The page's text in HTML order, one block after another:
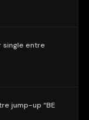
single entre
jump-up “BE